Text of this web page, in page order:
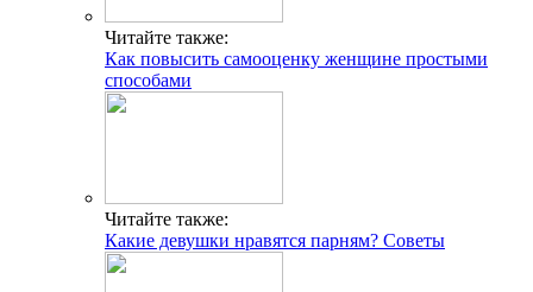
Читайте также:
Как повысить самооценку женщине простыми
способами
Читайте также:
Какие девушки нравятся парням? Советы